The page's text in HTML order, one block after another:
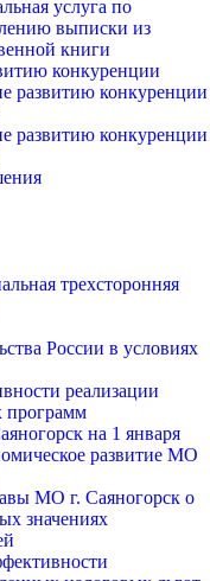
услуга по
выписки из
книги
конкуренции
развитию конкуренции
развитию конкуренции
трехсторонняя
России в условиях
реализации
программ
на 1 января
развитие МО
МО г. Саяногорск о
значениях